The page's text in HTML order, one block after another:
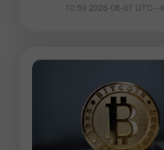
Go to
10:59 2026-08-07 UTC--4